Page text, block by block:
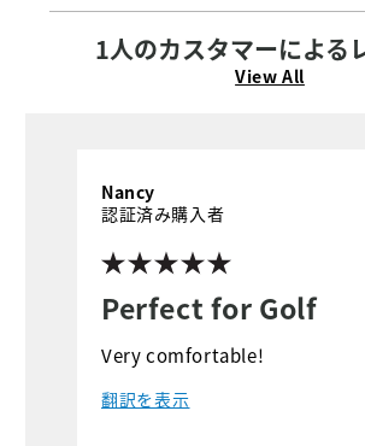
1人のカスタマーによる
View All
Perfect for Golf
Nancy
認証済み購入者
Very comfortable!
翻訳を表示